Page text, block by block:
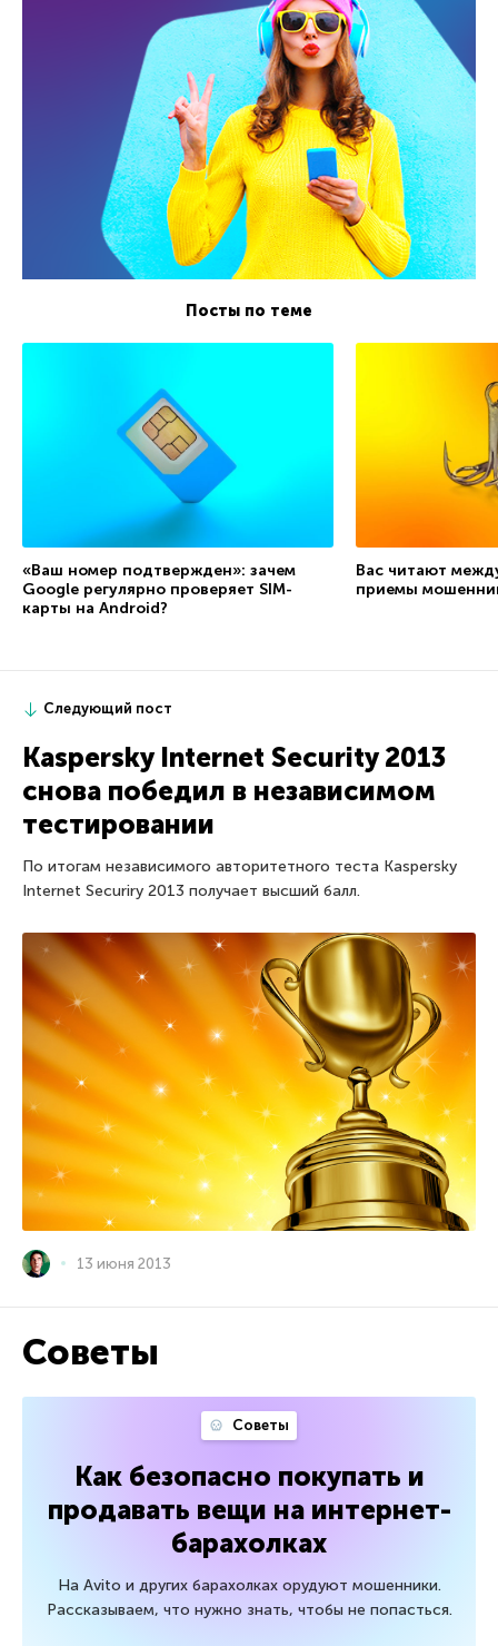
Посты по теме
«Ваш номер подтвержден»: зачем
Google регулярно проверяет SIM-
карты на Android?
Вас читают
приемы
Следующий пост
Kaspersky Internet Security 2013
снова победил в независимом
тестировании
По итогам независимого авторитетного теста Kaspersky
Internet Securiry 2013 получает высший балл.
13 июня 2013
Советы
Советы
Как безопасно покупать и
продавать вещи на интернет-
барахолках
На Avito и других барахолках орудуют мошенники.
Рассказываем, что нужно знать, чтобы не попасться.